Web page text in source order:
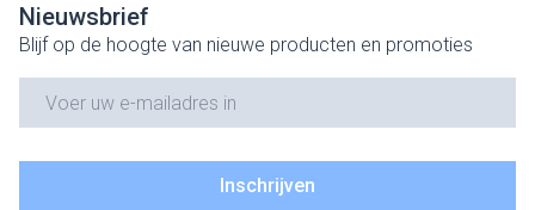
Nieuwsbrief
Blijf op de hoogte van nieuwe producten en promoties
Inschrijven